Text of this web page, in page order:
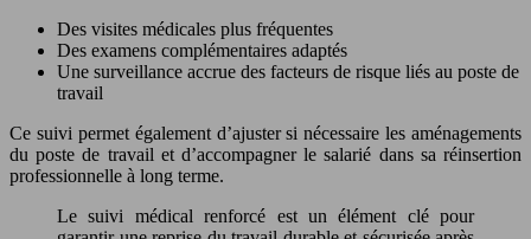
Des visites médicales plus fréquentes
Des examens complémentaires adaptés
Une surveillance accrue des facteurs de risque liés au poste de
travail
Ce suivi permet également d’ajuster si nécessaire les aménagements
du poste de travail et d’accompagner le salarié dans sa réinsertion
professionnelle à long terme.
Le suivi médical renforcé est un élément clé pour